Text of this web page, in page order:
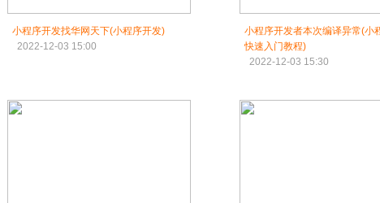
小程序开发找华网天下(小程序开发)
2022-12-03 15:00
小程序开发者本次编译异常(小
快速入门教程)
2022-12-03 15:30